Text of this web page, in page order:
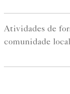
Atividades de
comunidade